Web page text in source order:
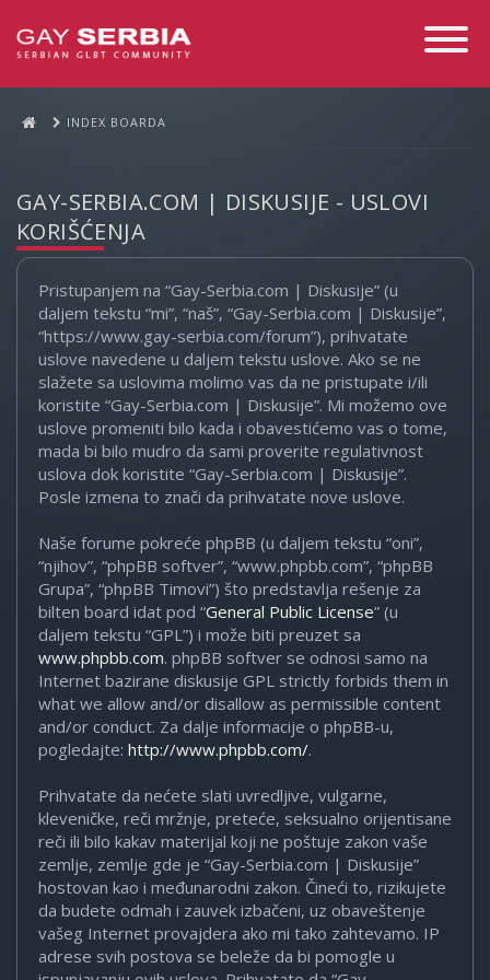
Toggle
INDEX BOARDA
GAY-SERBIA.COM | DISKUSIJE - USLOVI
KORIŠĆENJA
Pristupanjem na “Gay-Serbia.com | Diskusije” (u
daljem tekstu “mi”, “naš”, “Gay-Serbia.com | Diskusije”,
“https://www.gay-serbia.com/forum”), prihvatate
uslove navedene u daljem tekstu uslove. Ako se ne
slažete sa uslovima molimo vas da ne pristupate i/ili
koristite “Gay-Serbia.com | Diskusije”. Mi možemo ove
uslove promeniti bilo kada i obavestićemo vas o tome,
mada bi bilo mudro da sami proverite regulativnost
uslova dok koristite “Gay-Serbia.com | Diskusije”.
Posle izmena to znači da prihvatate nove uslove.
Naše forume pokreće phpBB (u daljem tekstu “oni”,
“njihov”, “phpBB softver”, “www.phpbb.com”, “phpBB
Grupa”, “phpBB Timovi”) što predstavlja rešenje za
bilten board idat pod “General Public License” (u
daljem tekstu “GPL”) i može biti preuzet sa
www.phpbb.com. phpBB softver se odnosi samo na
Internet bazirane diskusije GPL strictly forbids them in
what we allow and/or disallow as permissible content
and/or conduct. Za dalje informacije o phpBB-u,
pogledajte: http://www.phpbb.com/.
Prihvatate da nećete slati uvredljive, vulgarne,
kleveničke, reči mržnje, preteće, seksualno orijentisane
reči ili bilo kakav materijal koji ne poštuje zakon vaše
zemlje, zemlje gde je “Gay-Serbia.com | Diskusije”
hostovan kao i međunarodni zakon. Čineći to, rizikujete
da budete odmah i zauvek izbačeni, uz obaveštenje
vašeg Internet provajdera ako mi tako zahtevamo. IP
adrese svih postova se beleže da bi pomogle u